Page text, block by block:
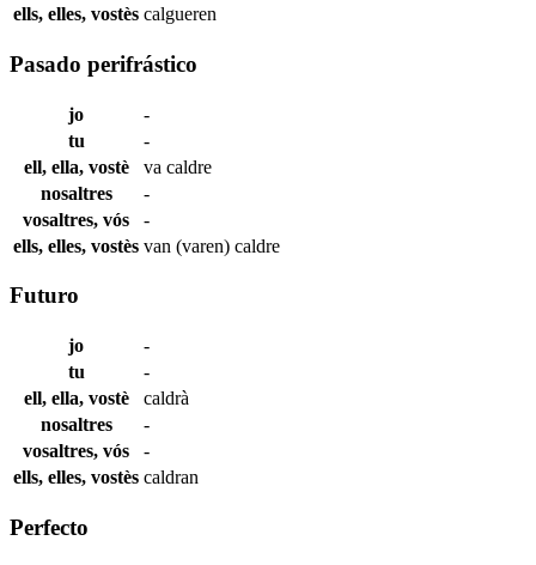
ells, elles, vostès calgueren
Pasado perifrástico
jo
-
tu
-
ell, ella, vostè
va caldre
nosaltres
-
vosaltres, vós
-
ells, elles, vostès van (varen) caldre
Futuro
jo
-
tu
-
ell, ella, vostè
caldrà
nosaltres
-
vosaltres, vós
-
ells, elles, vostès caldran
Perfecto